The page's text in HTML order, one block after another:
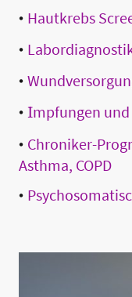
• Hautkrebs
•
•
•Impfungen
• Chroniker-
Asthma, COPD
•